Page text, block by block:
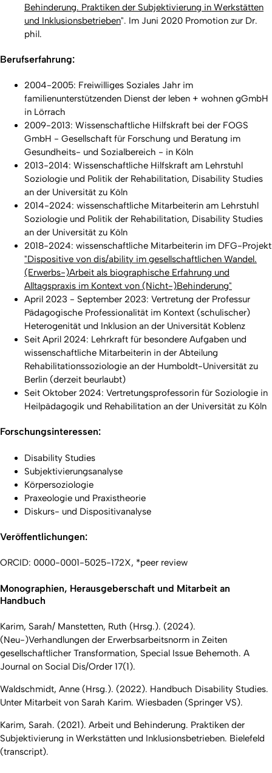
Behinderung. Praktiken der Subjektivierung in Werkstätten
und Inklusionsbetrieben". Im Juni 2020 Promotion zur Dr.
phil.
Berufserfahrung:
2004-2005: Freiwilliges Soziales Jahr im
familienunterstützenden Dienst der leben + wohnen gGmbH
in Lörrach
2009-2013: Wissenschaftliche Hilfskraft bei der FOGS
GmbH - Gesellschaft für Forschung und Beratung im
Gesundheits- und Sozialbereich - in Köln
2013-2014: Wissenschaftliche Hilfskraft am Lehrstuhl
Soziologie und Politik der Rehabilitation, Disability Studies
an der Universität zu Köln
2014-2024: wissenschaftliche Mitarbeiterin am Lehrstuhl
Soziologie und Politik der Rehabilitation, Disability Studies
an der Universität zu Köln
2018-2024: wissenschaftliche Mitarbeiterin im DFG-Projekt
"Dispositive von dis/ability im gesellschaftlichen Wandel.
(Erwerbs-)Arbeit als biographische Erfahrung und
Alltagspraxis im Kontext von (Nicht-)Behinderung"
April 2023 - September 2023: Vertretung der Professur
Pädagogische Professionalität im Kontext (schulischer)
Heterogenität und Inklusion an der Universität Koblenz
Seit April 2024: Lehrkraft für besondere Aufgaben und
wissenschaftliche Mitarbeiterin in der Abteilung
Rehabilitationssoziologie an der Humboldt-Universität zu
Berlin (derzeit beurlaubt)
Seit Oktober 2024: Vertretungsprofessorin für Soziologie in
Heilpädagogik und Rehabilitation an der Universität zu Köln
Forschungsinteressen:
Disability Studies
Subjektivierungsanalyse
Körpersoziologie
Praxeologie und Praxistheorie
Diskurs- und Dispositivanalyse
Veröffentlichungen:
ORCID: 0000-0001-5025-172X, *peer review
Monographien, Herausgeberschaft und Mitarbeit an
Handbuch
Karim, Sarah/ Manstetten, Ruth (Hrsg.). (2024).
(Neu-)Verhandlungen der Erwerbsarbeitsnorm in Zeiten
gesellschaftlicher Transformation, Special Issue Behemoth. A
Journal on Social Dis/Order 17(1).
Waldschmidt, Anne (Hrsg.). (2022). Handbuch Disability Studies.
Unter Mitarbeit von Sarah Karim. Wiesbaden (Springer VS).
Karim, Sarah. (2021). Arbeit und Behinderung. Praktiken der
Subjektivierung in Werkstätten und Inklusionsbetrieben. Bielefeld
(transcript).